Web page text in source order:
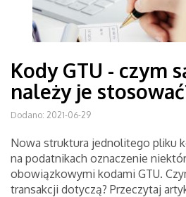
Kody GTU - czym
należy je
Dodano: 2021-06-29
Nowa struktura jednolitego pliku
na podatnikach oznaczenie
obowiązkowymi kodami GTU.
transakcji dotyczą? Przeczytaj